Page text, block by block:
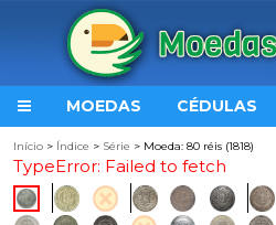
MOEDAS CÉDULAS
Início > Índice > Série > Moeda: 80 réis (1818)
TypeError: Failed to fetch